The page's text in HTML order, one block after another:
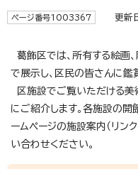
ページ番号1003367 更新
葛飾区では、所有する絵画
で展示し、区民の皆さんに鑑
区施設でご覧いただける美
にご紹介します。各施設の開
ームページの施設案内（リン
い合わせください。